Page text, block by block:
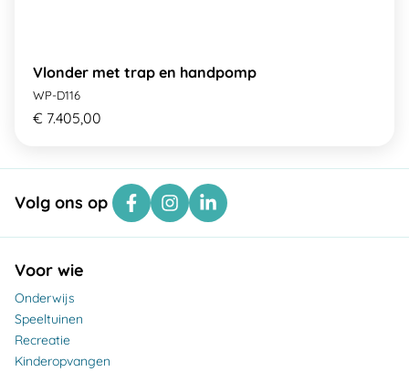
Vlonder met trap en handpomp
WP-D116
€ 7.405,00
Volg ons op
Voor wie
Onderwijs
Speeltuinen
Recreatie
Kinderopvangen